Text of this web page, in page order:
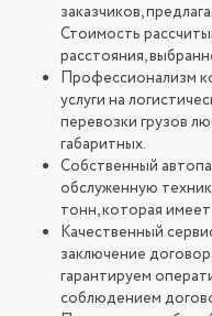
заказчиков,
Стоимость
расстояния,
Профессионализм
услуги на
перевозки грузов
габаритных.
Собственный
обслуженную
тонн, которая
Качественный
заключение
гарантируем
соблюдением